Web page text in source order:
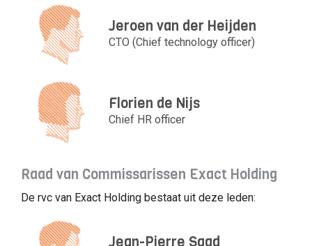
Jeroen van der Heijden
CTO (Chief technology officer)
Florien de Nijs
Chief HR officer
Raad van Commissarissen Exact Holding
De rvc van Exact Holding bestaat uit deze leden:
Jean-Pierre Saad